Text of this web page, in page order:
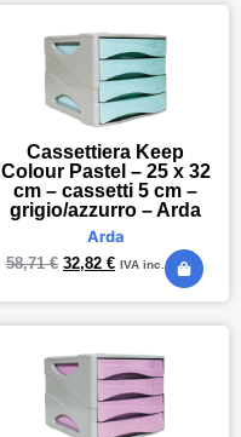
Cassettiera Keep
Colour Pastel – 25 x 32
cm – cassetti 5 cm –
grigio/azzurro – Arda
Arda
58,71€ 32,82 € IVA inc.